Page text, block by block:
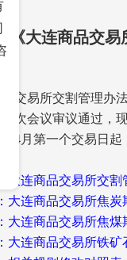
《大连商品交
易所交割管理办法
次会议审议通过，
第一个交易日起
。
商品交易所交割
连商品交易所焦炭
连商品交易所焦煤
连商品交易所铁矿